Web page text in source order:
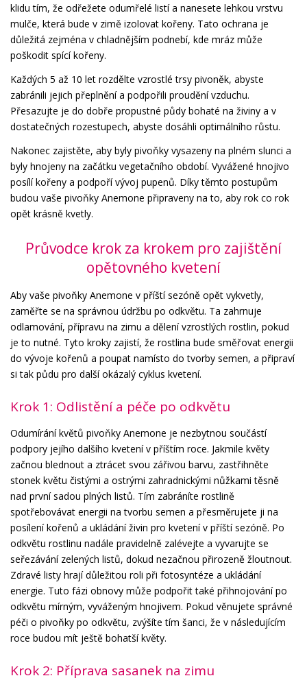
klidu tím, že odřežete odumřelé listí a nanesete lehkou vrstvu
mulče, která bude v zimě izolovat kořeny. Tato ochrana je
důležitá zejména v chladnějším podnebí, kde mráz může
poškodit spící kořeny.
Každých 5 až 10 let rozdělte vzrostlé trsy pivoněk, abyste
zabránili jejich přeplnění a podpořili proudění vzduchu.
Přesazujte je do dobře propustné půdy bohaté na živiny a v
dostatečných rozestupech, abyste dosáhli optimálního růstu.
Nakonec zajistěte, aby byly pivoňky vysazeny na plném slunci a
byly hnojeny na začátku vegetačního období. Vyvážené hnojivo
posílí kořeny a podpoří vývoj pupenů. Díky těmto postupům
budou vaše pivoňky Anemone připraveny na to, aby rok co rok
opět krásně kvetly.
Průvodce krok za krokem pro zajištění
opětovného kvetení
Aby vaše pivoňky Anemone v příští sezóně opět vykvetly,
zaměřte se na správnou údržbu po odkvětu. Ta zahrnuje
odlamování, přípravu na zimu a dělení vzrostlých rostlin, pokud
je to nutné. Tyto kroky zajistí, že rostlina bude směřovat energii
do vývoje kořenů a poupat namísto do tvorby semen, a připraví
si tak půdu pro další okázalý cyklus kvetení.
Krok 1: Odlistění a péče po odkvětu
Odumírání květů pivoňky Anemone je nezbytnou součástí
podpory jejího dalšího kvetení v příštím roce. Jakmile květy
začnou blednout a ztrácet svou zářivou barvu, zastřihněte
stonek květu čistými a ostrými zahradnickými nůžkami těsně
nad první sadou plných listů. Tím zabráníte rostlině
spotřebovávat energii na tvorbu semen a přesměrujete ji na
posílení kořenů a ukládání živin pro kvetení v příští sezóně. Po
odkvětu rostlinu nadále pravidelně zalévejte a vyvarujte se
seřezávání zelených listů, dokud nezačnou přirozeně žloutnout.
Zdravé listy hrají důležitou roli při fotosyntéze a ukládání
energie. Tuto fázi obnovy může podpořit také přihnojování po
odkvětu mírným, vyváženým hnojivem. Pokud věnujete správné
péči o pivoňky po odkvětu, zvýšíte tím šanci, že v následujícím
roce budou mít ještě bohatší květy.
Krok 2: Příprava sasanek na zimu